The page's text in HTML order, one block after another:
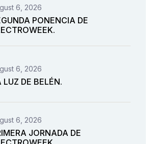
6, 2026
PONENCIA DE
6, 2026
LUZ DE BELÉN.
6, 2026
JORNADA DE